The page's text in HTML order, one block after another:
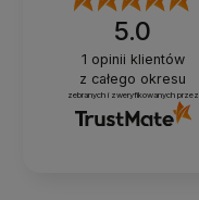
5.0
1 opinii klientów
z całego okresu
zebranych i zweryfikowanych przez